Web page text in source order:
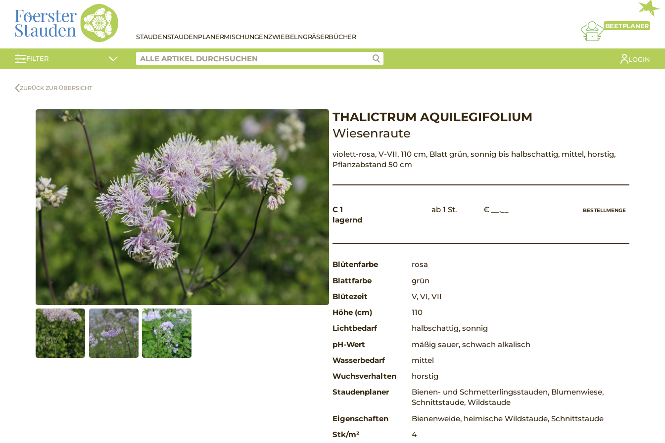
STAUDENSTAUDENPLANERMISCHUNGENZWIEBELNGRÄSERBÜCHER
NEU
BEETPLANER
FILTER LOGIN
ZURÜCK ZUR ÜBERSICHT
THALICTRUM AQUILEGIFOLIUM
Wiesenraute
violett-rosa, V-VII, 110 cm, Blatt grün, sonnig bis halbschattig, mittel, horstig,
Pflanzabstand 50 cm
C 1
lagernd
ab 1 St. € __,__ BESTELLMENGE
Blütenfarbe
rosa
Blattfarbe
grün
Blütezeit
V, VI, VII
Höhe (cm)
110
Lichtbedarf
halbschattig, sonnig
pH-Wert
mäßig sauer, schwach alkalisch
Wasserbedarf
mittel
Wuchsverhalten
horstig
Staudenplaner
Bienen- und Schmetterlingsstauden, Blumenwiese,
Schnittstaude, Wildstaude
Eigenschaften
Bienenweide, heimische Wildstaude, Schnittstaude
Stk/m²
4